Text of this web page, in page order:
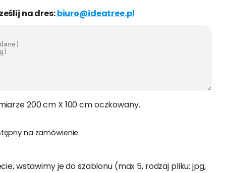
na dres:biuro@ideatree.pl
200 cm X 100 cm oczkowany.
na zamówienie
wstawimy je do szablonu (max 5, rodzaj pliku: jpg,